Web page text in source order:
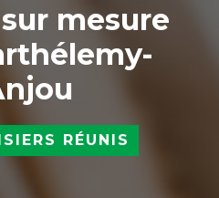
RÉUNIS